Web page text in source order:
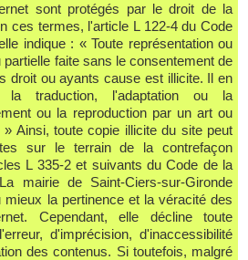
sont protégés par le droit de la
ces termes, l'article L 122-4 du Code
indique : « Toute représentation ou
partielle faite sans le consentement de
droit ou ayants cause est illicite. Il en
traduction, l'adaptation ou la
ou la reproduction par un art ou
» Ainsi, toute copie illicite du site peut
sur le terrain de la contrefaçon
L 335-2 et suivants du Code de la
mairie de Saint-Ciers-sur-Gironde
la pertinence et la véracité des
Cependant, elle décline toute
d'imprécision, d'inaccessibilité
des contenus. Si toutefois, malgré